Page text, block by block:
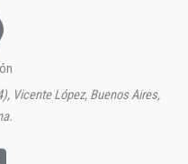
Vicente López, Buenos Aires,